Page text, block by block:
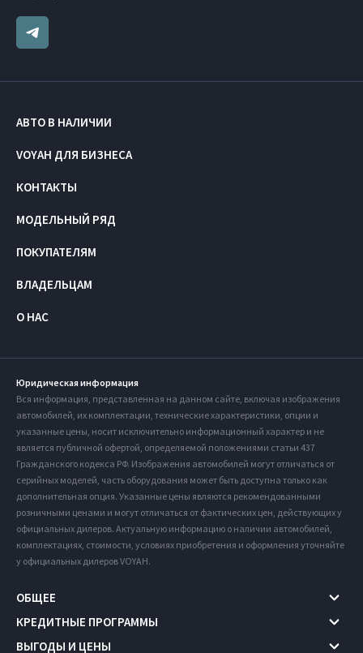
АВТО В НАЛИЧИИ
VOYAH ДЛЯ БИЗНЕСА
КОНТАКТЫ
МОДЕЛЬНЫЙ РЯД
ПОКУПАТЕЛЯМ
ВЛАДЕЛЬЦАМ
О НАС
Юридическая информация
Вся информация, представленная на данном сайте, включая изображения
автомобилей, их комплектации, технические характеристики, опции и
указанные цены, носит исключительно информационный характер и не
является публичной офертой, определяемой положениями статьи 437
Гражданского кодекса РФ. Изображения автомобилей могут отличаться от
серийных моделей, часть оборудования может быть доступна только как
дополнительная опция. Указанные цены являются рекомендованными
розничными ценами и могут отличаться от фактических цен, действующих у
официальных дилеров. Актуальную информацию о наличии автомобилей,
комплектациях, стоимости, условиях приобретения и оформления уточняйте
у официальных дилеров VOYAH.
ОБЩЕЕ
КРЕДИТНЫЕ ПРОГРАММЫ
ВЫГОДЫ И ЦЕНЫ